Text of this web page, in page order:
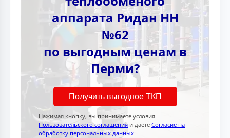
аппарата Ридан НН
№62
по выгодным ценам в
Перми?
Получить выгодное ТКП
Нажимая кнопку, вы принимаете условия
Пользовательского соглашения и даете Согласие на
обработку персональных данных